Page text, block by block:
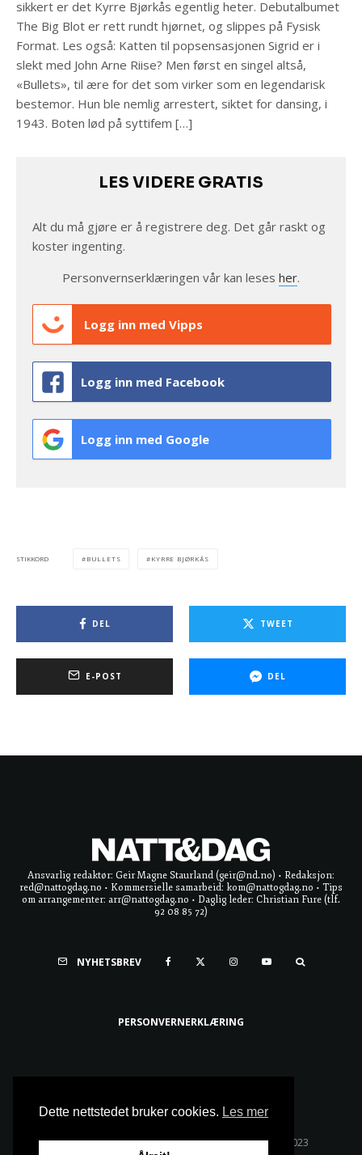
sikkert er det Kyrre Bjørkås egentlig heter. Debutalbumet
The Big Blot er rett rundt hjørnet, og slippes på Fysisk
Format. Les også: Katten til popsensasjonen Sigrid er i
slekt med John Arne Riise? Men først en singel altså,
«Bullets», til ære for det som virker som en legendarisk
bestemor. Hun ble nemlig arrestert, siktet for dansing, i
1943. Boten lød på syttifem […]
LES VIDERE GRATIS
Alt du må gjøre er å registrere deg. Det går raskt og
koster ingenting.
Personvernserklæringen vår kan leses her.
Logg inn med Vipps
Logg inn med Facebook
Logg inn med Google
STIKKORD BULLETS KYRRE BJØRKÅS
DEL TWEET
E-POST DEL
Ansvarlig redaktør: Geir Magne Staurland (geir@nd.no) • Redaksjon:
red@nattogdag.no • Kommersielle samarbeid: kom@nattogdag.no • Tips
om arrangementer: arr@nattogdag.no • Daglig leder: Christian Fure (tlf.
92 08 85 72)
NYHETSBREV
PERSONVERNERKLÆRING
Alle rettigheter reservert • Copyright © Natt & Dag 2023
Dette nettstedet bruker cookies. Les mer